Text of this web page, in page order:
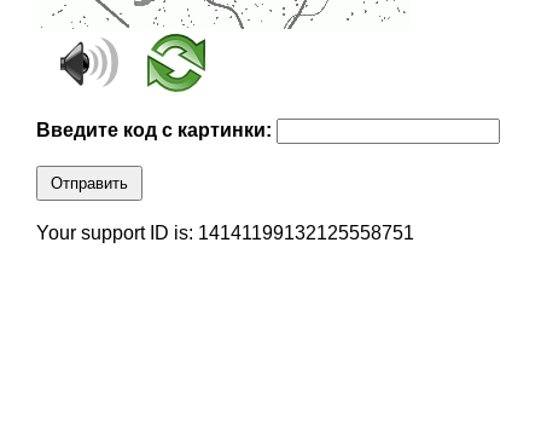
Введите код с картинки:
Отправить
Your support ID is: 14141199132125558751